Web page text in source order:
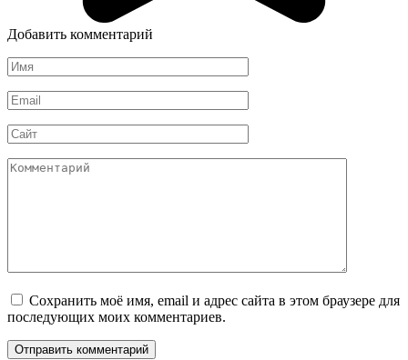
Добавить комментарий
Имя
*
Email
*
Сайт
Комментарий
Сохранить моё имя, email и адрес сайта в этом браузере для
последующих моих комментариев.